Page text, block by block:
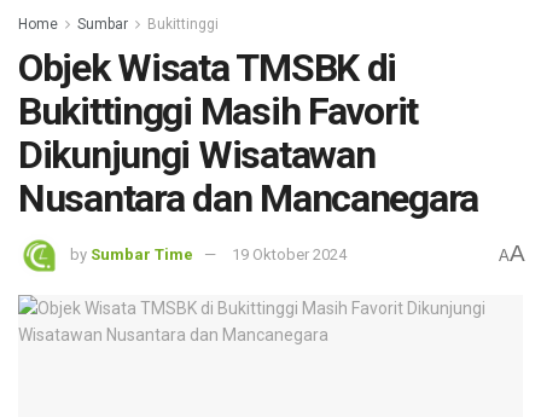
Home Sumbar Bukittinggi
Objek Wisata TMSBK di
Bukittinggi Masih Favorit
Dikunjungi Wisatawan
Nusantara dan Mancanegara
by Sumbar Time 19 Oktober 2024 AA